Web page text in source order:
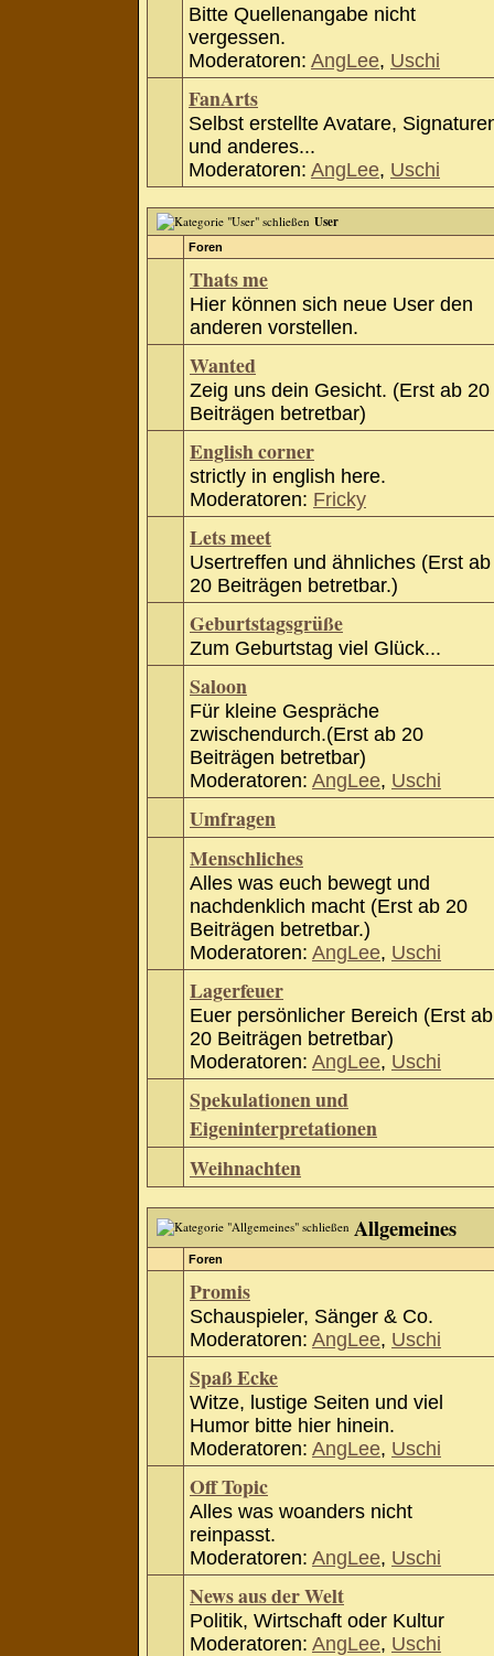
Bitte Quellenangabe nicht
vergessen.
Moderatoren: AngLee, Uschi
FanArts
Selbst erstellte Avatare,
und anderes...
Moderatoren: AngLee, Uschi
User
Foren
Thats me
Hier können sich neue User den
anderen vorstellen.
Wanted
Zeig uns dein Gesicht. (Erst ab 20
Beiträgen betretbar)
English corner
strictly in english here.
Moderatoren: Fricky
Lets meet
Usertreffen und ähnliches (Erst ab
20 Beiträgen betretbar.)
Geburtstagsgrüße
Zum Geburtstag viel Glück...
Saloon
Für kleine Gespräche
zwischendurch.(Erst ab 20
Beiträgen betretbar)
Moderatoren: AngLee, Uschi
Umfragen
Menschliches
Alles was euch bewegt und
nachdenklich macht (Erst ab 20
Beiträgen betretbar.)
Moderatoren: AngLee, Uschi
Lagerfeuer
Euer persönlicher Bereich (Erst ab
20 Beiträgen betretbar)
Moderatoren: AngLee, Uschi
Spekulationen und
Eigeninterpretationen
Weihnachten
Allgemeines
Foren
Promis
Schauspieler, Sänger & Co.
Moderatoren: AngLee, Uschi
Spaß Ecke
Witze, lustige Seiten und viel
Humor bitte hier hinein.
Moderatoren: AngLee, Uschi
Off Topic
Alles was woanders nicht
reinpasst.
Moderatoren: AngLee, Uschi
News aus der Welt
Politik, Wirtschaft oder Kultur
Moderatoren: AngLee, Uschi